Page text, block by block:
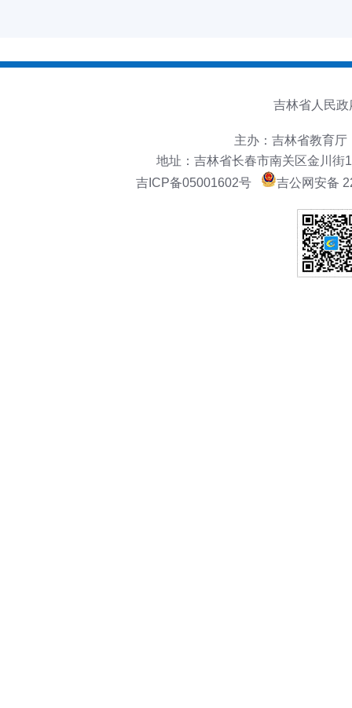
吉林省人民政
主办：吉林省教育
地址：吉林省长春市南关区金川
吉ICP备05001602号
吉公网安备